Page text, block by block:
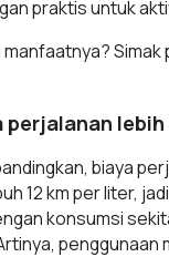
praktis untuk
manfaatnya?
perjalanan
biaya
12 km per liter,
konsumsi
penggunaan